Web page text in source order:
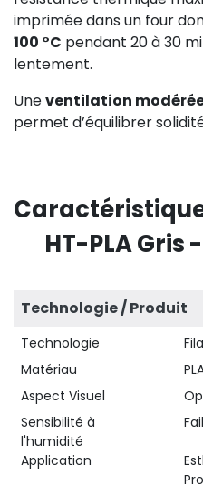
imprimée dans un four
100 °C pendant 20 à 30
lentement.
Uneventilation
permet d’équilibrer
HT-PLA Gris
Technologie / Produit
Technologie
Matériau
Aspect Visuel
Sensibilité à
l'humidité
Application